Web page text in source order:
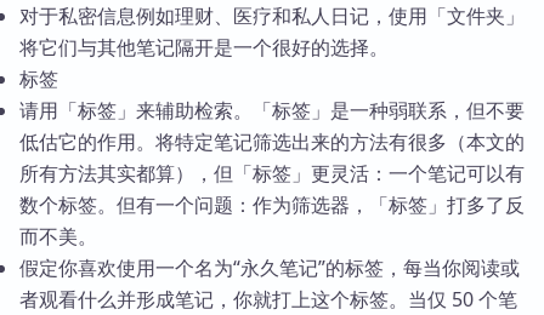
对于私密信息例如理财、医疗和私人日记，使用「文件夹」
将它们与其他笔记隔开是一个很好的选择。
标签
请用「标签」来辅助检索。「标签」是一种弱联系，但不要
低估它的作用。将特定笔记筛选出来的方法有很多（本文的
所有方法其实都算），但「标签」更灵活：一个笔记可以有
数个标签。但有一个问题：作为筛选器，「标签」打多了反
而不美。
假定你喜欢使用一个名为“永久笔记”的标签，每当你阅读或
者观看什么并形成笔记，你就打上这个标签。当仅 50 个笔